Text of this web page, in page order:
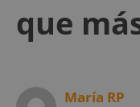
que
María RP